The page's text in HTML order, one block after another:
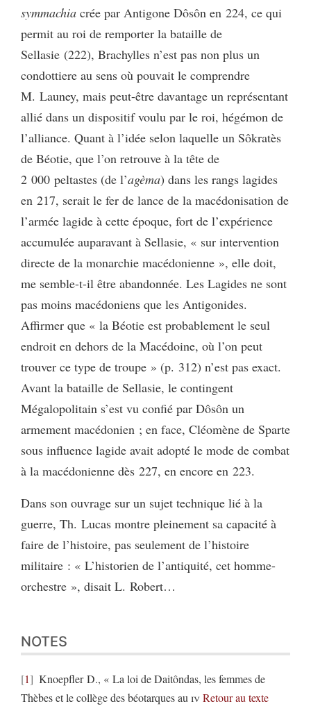
symmachia crée par Antigone Dôsôn en 224, ce qui
permit au roi de remporter la bataille de
Sellasie (222), Brachylles n’est pas non plus un
condottiere au sens où pouvait le comprendre
M. Launey, mais peut-être davantage un représentant
allié dans un dispositif voulu par le roi, hégémon de
l’alliance. Quant à l’idée selon laquelle un Sôkratès
de Béotie, que l’on retrouve à la tête de
2 000 peltastes (de l’agèma) dans les rangs lagides
en 217, serait le fer de lance de la macédonisation de
l’armée lagide à cette époque, fort de l’expérience
accumulée auparavant à Sellasie, « sur intervention
directe de la monarchie macédonienne », elle doit,
me semble-t-il être abandonnée. Les Lagides ne sont
pas moins macédoniens que les Antigonides.
Affirmer que « la Béotie est probablement le seul
endroit en dehors de la Macédoine, où l’on peut
trouver ce type de troupe » (p. 312) n’est pas exact.
Avant la bataille de Sellasie, le contingent
Mégalopolitain s’est vu confié par Dôsôn un
armement macédonien ; en face, Cléomène de Sparte
sous influence lagide avait adopté le mode de combat
à la macédonienne dès 227, en encore en 223.
Dans son ouvrage sur un sujet technique lié à la
guerre, Th. Lucas montre pleinement sa capacité à
faire de l’histoire, pas seulement de l’histoire
militaire : « L’historien de l’antiquité, cet homme-
orchestre », disait L. Robert…
NOTES
1
Knoepfler D., « La loi de Daitôndas, les femmes de
Thèbes et le collège des béotarques au iv Retour au texte